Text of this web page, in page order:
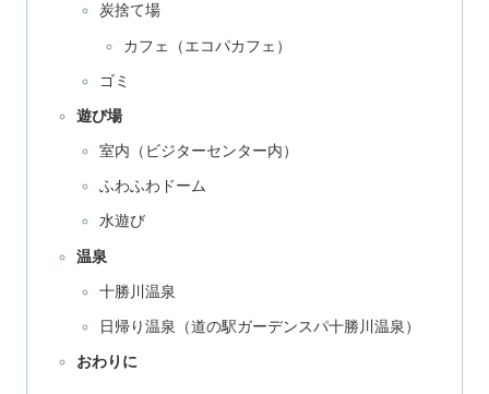
炭捨て場
カフェ（エコパカフェ）
ゴミ
遊び場
室内（ビジターセンター内）
ふわふわドーム
水遊び
温泉
十勝川温泉
日帰り温泉（道の駅ガーデンスパ十勝川温泉）
おわりに